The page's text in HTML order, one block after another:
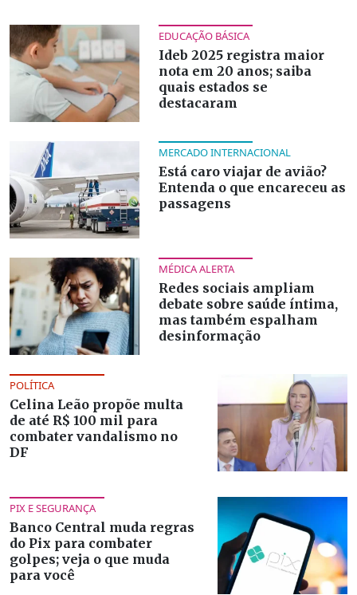
EDUCAÇÃO BÁSICA
Ideb 2025 registra maior
nota em 20 anos; saiba
quais estados se
destacaram
MERCADO INTERNACIONAL
Está caro viajar de avião?
Entenda o que encareceu as
passagens
MÉDICA ALERTA
Redes sociais ampliam
debate sobre saúde íntima,
mas também espalham
desinformação
POLÍTICA
Celina Leão propõe multa
de até R$ 100 mil para
combater vandalismo no
DF
PIX E SEGURANÇA
Banco Central muda regras
do Pix para combater
golpes; veja o que muda
para você